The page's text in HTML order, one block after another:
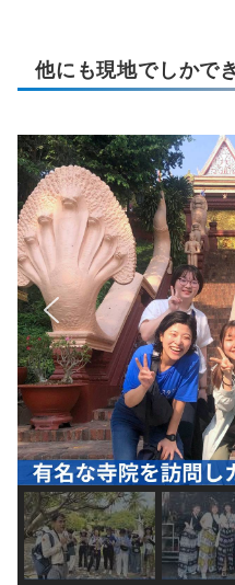
他にも現地でしかで